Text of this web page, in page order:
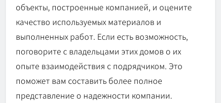
объекты, построенные компанией, и оцените
качество используемых материалов и
выполненных работ. Если есть возможность,
поговорите с владельцами этих домов о их
опыте взаимодействия с подрядчиком. Это
поможет вам составить более полное
представление о надежности компании.